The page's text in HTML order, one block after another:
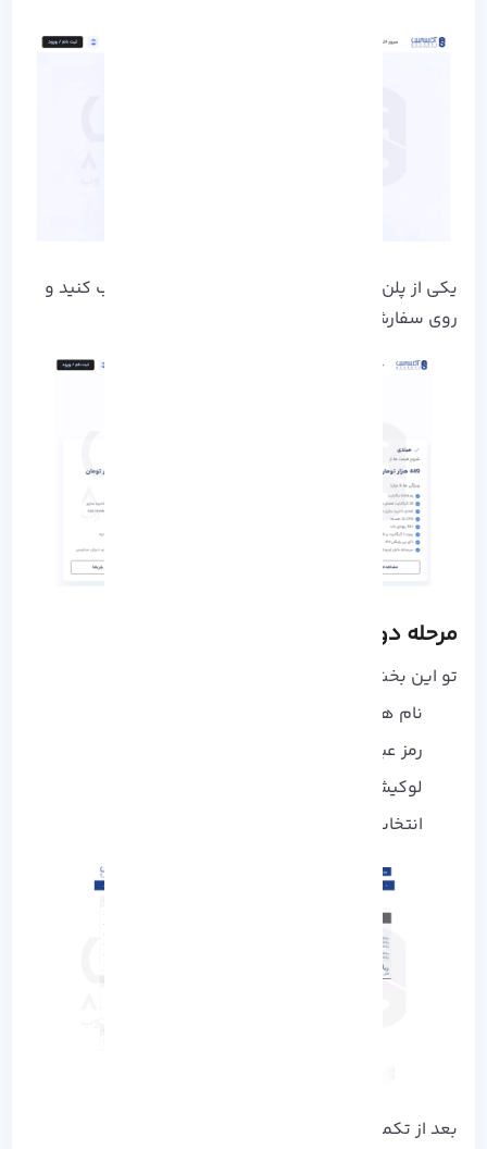
یکی از پلن‌ هایی که فک میکنید مناسبه رو انتخاب کنید و
روی سفارش و تحلیل فوری کلیک کنید.
مرحله دوم
تو این بخش باید اطلاعات زیر را وارد کنید:
نام هاست
رمز عبور
لوکیشن سرور
انتخاب سیستم‌ عامل اولیه
بعد از تکمیل موارد، روی